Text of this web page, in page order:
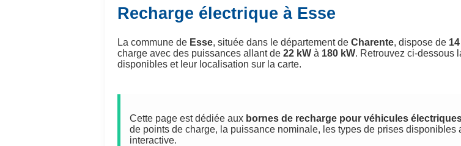
Recharge électrique à Esse
La commune de Esse, située dans le département de Charente, dispose de 14
charge avec des puissances allant de 22 kW à 180 kW. Retrouvez ci-dessous
disponibles et leur localisation sur la carte.
Cette page est dédiée aux bornes de recharge pour véhicules
de points de charge, la puissance nominale, les types de prises
interactive.